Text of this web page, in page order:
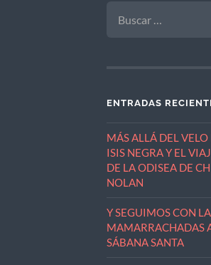
ENTRADAS
MÁS ALLÁ DEL
ISIS NEGRA Y EL
DE LA ODISEA DE
NOLAN
Y SEGUIMOS CON
MAMARRACHADAS
SÁBANA SANTA